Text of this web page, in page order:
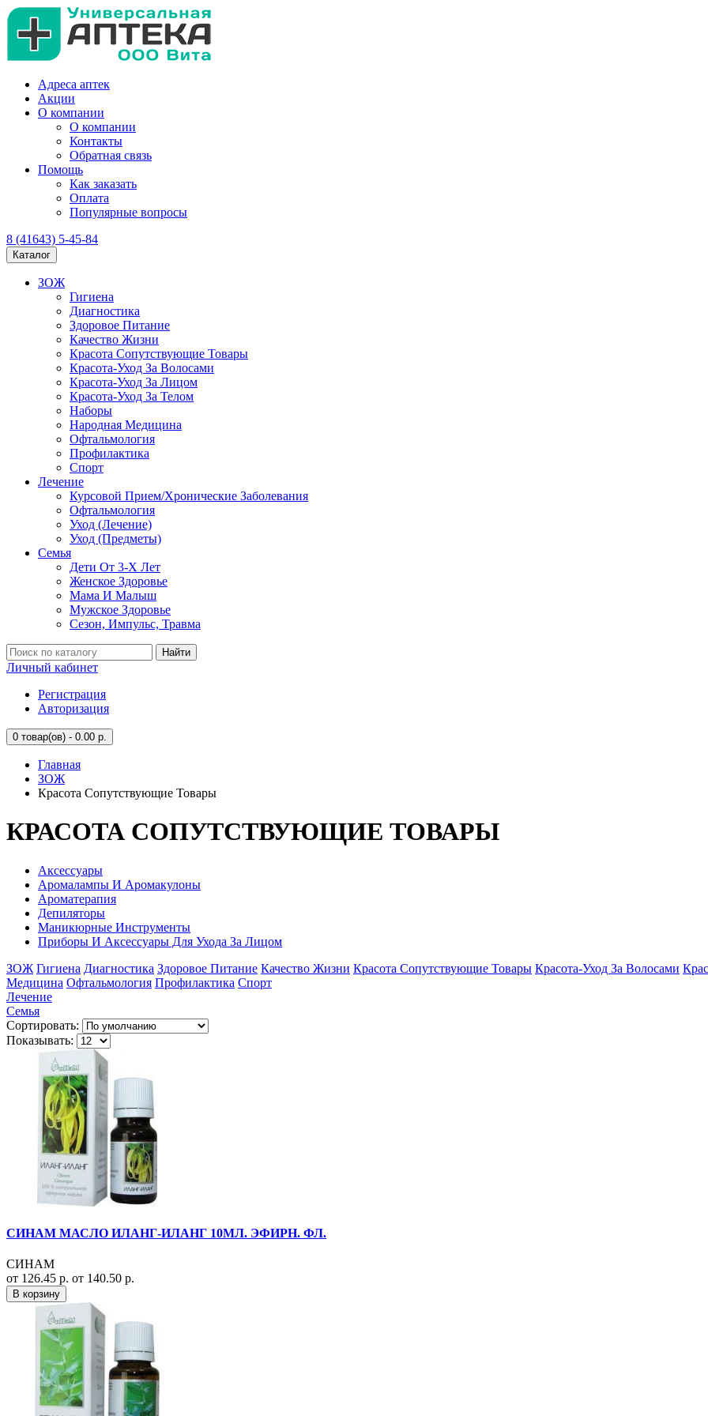
Адреса аптек
Акции
О компании
О компании
Контакты
Обратная связь
Помощь
Как заказать
Оплата
Популярные вопросы
8 (41643) 5-45-84
Каталог
ЗОЖ
Гигиена
Диагностика
Здоровое Питание
Качество Жизни
Красота Сопутствующие Товары
Красота-Уход За Волосами
Красота-Уход За Лицом
Красота-Уход За Телом
Наборы
Народная Медицина
Офтальмология
Профилактика
Спорт
Лечение
Курсовой Прием/Хронические Заболевания
Офтальмология
Уход (Лечение)
Уход (Предметы)
Семья
Дети От 3-Х Лет
Женское Здоровье
Мама И Малыш
Мужское Здоровье
Сезон, Импульс, Травма
Найти
Личный кабинет
Регистрация
Авторизация
0 товар(ов) - 0.00 р.
Главная
ЗОЖ
Красота Сопутствующие Товары
КРАСОТА СОПУТСТВУЮЩИЕ ТОВАРЫ
Аксессуары
Аромалампы И Аромакулоны
Ароматерапия
Депиляторы
Маникюрные Инструменты
Приборы И Аксессуары Для Ухода За Лицом
ЗОЖ Гигиена Диагностика Здоровое Питание Качество Жизни Красота Сопутствующие Товары Красота-Уход За Волосами
Медицина Офтальмология Профилактика Спорт
Лечение
Семья
Сортировать:
Показывать:
СИНАМ МАСЛО ИЛАНГ-ИЛАНГ 10МЛ. ЭФИРН. ФЛ.
СИНАМ
от 126.45 р. от 140.50 р.
В корзину